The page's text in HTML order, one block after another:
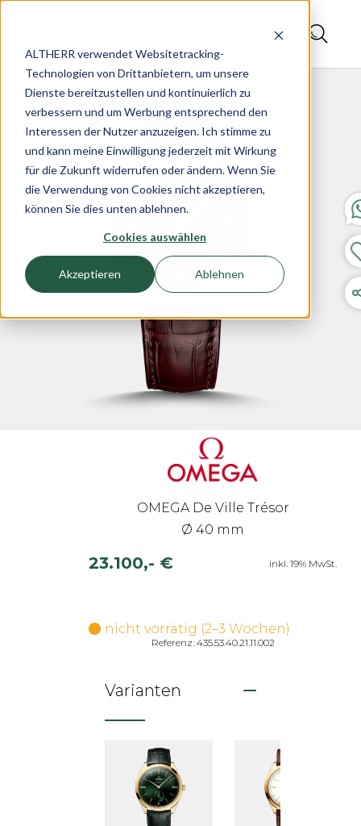
ALTHERR verwendet Websitetracking-
Technologien von Drittanbietern, um unsere
Dienste bereitzustellen und kontinuierlich zu
verbessern und um Werbung entsprechend den
Interessen der Nutzer anzuzeigen. Ich stimme zu
und kann meine Einwilligung jederzeit mit Wirkung
für die Zukunft widerrufen oder ändern. Wenn Sie
die Verwendung von Cookies nicht akzeptieren,
können Sie dies unten ablehnen.
Cookies auswählen
Akzeptieren Ablehnen
OMEGA De Ville Trésor
Ø 40 mm
23.100,- € inkl. 19% MwSt.
nicht vorrätig (2–3 Wochen)
Referenz: 435.53.40.21.11.002
Varianten